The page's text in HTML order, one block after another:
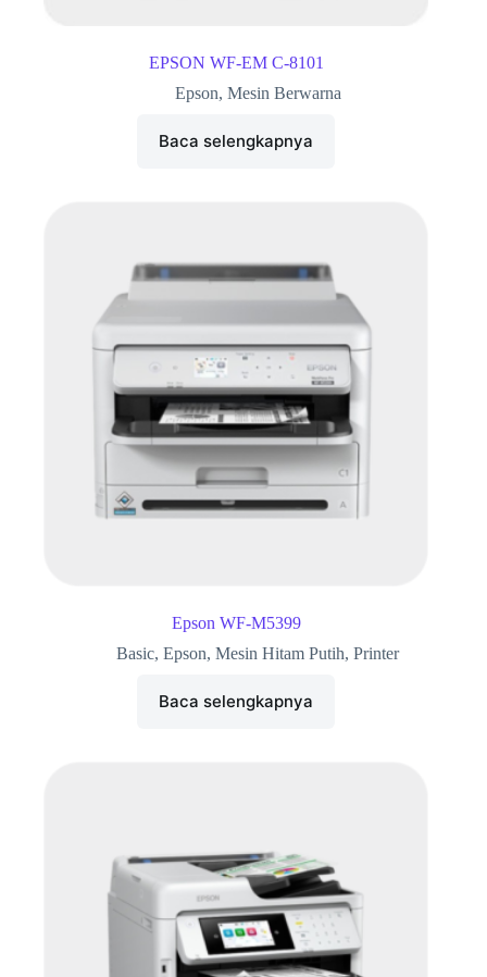
EPSON WF-EM C-8101
Epson, Mesin Berwarna
Baca selengkapnya
Epson WF-M5399
Basic,Epson,Mesin Hitam Putih,Printer
Baca selengkapnya